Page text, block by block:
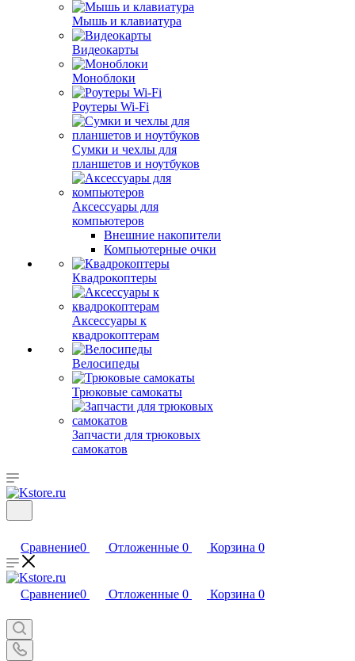
Мышь и клавиатура
Видеокарты
Моноблоки
Роутеры Wi-Fi
Сумки и чехлы для
планшетов и ноутбуков
Аксессуары для
компьютеров
Внешние накопители
Компьютерные очки
Квадрокоптеры
Аксессуары к
квадрокоптерам
Велосипеды
Трюковые самокаты
Запчасти для трюковых
самокатов
Сравнение0 Отложенные 0 Корзина 0
Сравнение0 Отложенные 0 Корзина 0